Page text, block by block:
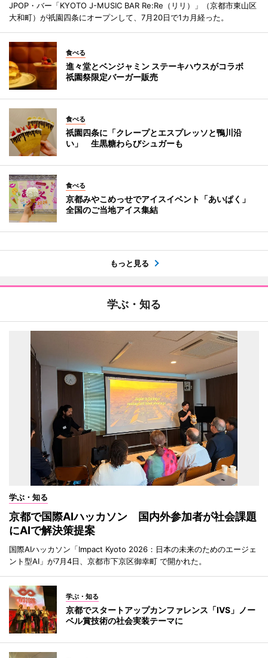
JPOP・バー「KYOTO J-MUSIC BAR Re:Re（リリ）」（京都市東山区
大和町）が祇園四条にオープンして、7月20日で1カ月経った。
食べる
進々堂とベンジャミン ステーキハウスがコラボ
祇園祭限定バーガー販売
食べる
祇園四条に「クレープとエスプレッソと鴨川沿
い」 生黒糖わらびシュガーも
食べる
京都みやこめっせでアイスイベント「あいぱく」
全国のご当地アイス集結
もっと見る
学ぶ・知る
学ぶ・知る
京都で国際AIハッカソン 国内外参加者が社会課題
にAIで解決策提案
国際AIハッカソン「Impact Kyoto 2026：日本の未来のためのエージェ
ント型AI」が7月4日、京都市下京区御幸町 で開かれた。
学ぶ・知る
京都でスタートアップカンファレンス「IVS」ノー
ベル賞技術の社会実装テーマに